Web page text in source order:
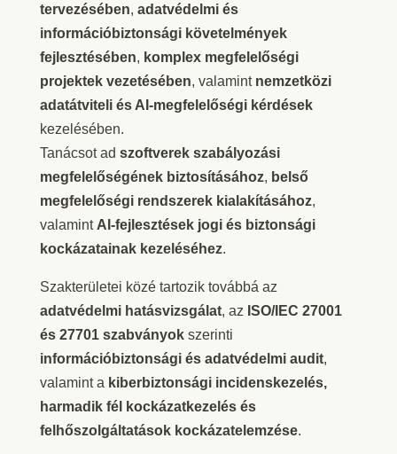
tervezésében, adatvédelmi és
információbiztonsági követelmények
fejlesztésében, komplex megfelelőségi
projektek vezetésében, valamint nemzetközi
adatátviteli és AI-megfelelőségi kérdések
kezelésében.
Tanácsot ad szoftverek szabályozási
megfelelőségének biztosításához, belső
megfelelőségi rendszerek kialakításához,
valamint AI-fejlesztések jogi és biztonsági
kockázatainak kezeléséhez.
Szakterületei közé tartozik továbbá az
adatvédelmi hatásvizsgálat, az ISO/IEC 27001
és 27701 szabványokszerinti
információbiztonsági és adatvédelmi audit,
valamint a kiberbiztonsági incidenskezelés,
harmadik fél kockázatkezelés és
felhőszolgáltatások kockázatelemzése.